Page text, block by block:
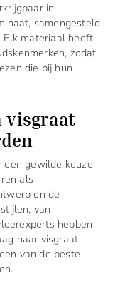
in
samengesteld
materiaal heeft
zodat
die bij hun
visgraat
een gewilde keuze
als
en de
van
hebben
naar visgraat
van de beste